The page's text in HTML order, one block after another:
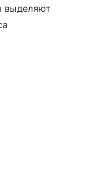
выделяют